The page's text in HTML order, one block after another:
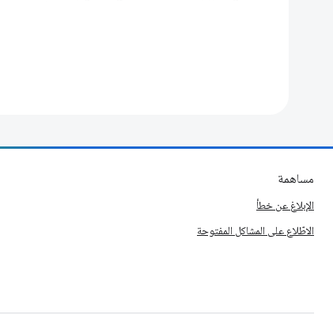
مساهمة
الإبلاغ عن خطأ
الاطّلاع على المشاكل المفتوحة